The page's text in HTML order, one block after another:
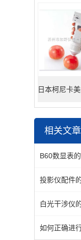
日本柯尼卡
相关文章
B60数显表
投影仪配件
白光干涉仪